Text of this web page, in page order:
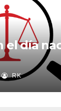
el día
RK